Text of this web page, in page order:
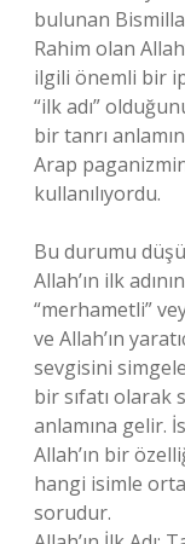
bulunan
Rahim olan
ilgili önemli bir
“ilk adı”
bir tanrı
Arap
kullanılıyordu.
Bu durumu
Allah’ın ilk
“merhametli”
ve Allah’ın
sevgisini
bir sıfatı olarak
anlamına gelir.
Allah’ın bir
hangi isimle
sorudur.